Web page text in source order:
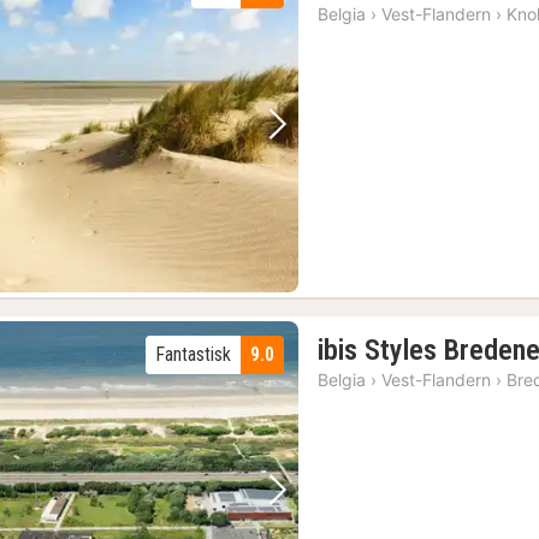
Forrige bilde Neste bilde
Belgia › Vest-Flandern ›
Forrige bilde Neste bilde
9.0
Fantastisk ibis Styles Bredene
Belgia › Vest-Flandern ›